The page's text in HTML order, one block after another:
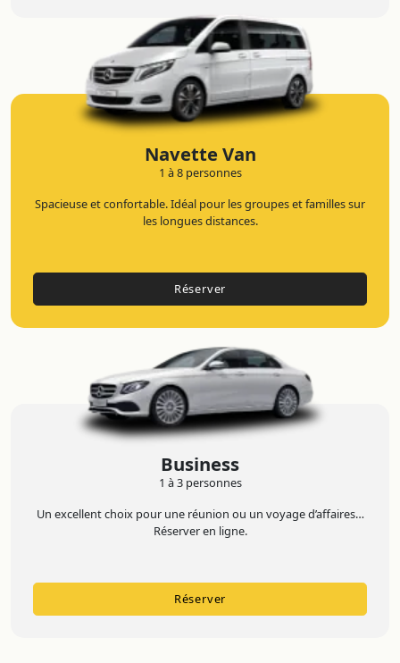
Navette Van
1 à 8 personnes
Spacieuse et confortable. Idéal pour les groupes et familles sur
les longues distances.
Réserver
Business
1 à 3 personnes
Un excellent choix pour une réunion ou un voyage d’affaires…
Réserver en ligne.
Réserver